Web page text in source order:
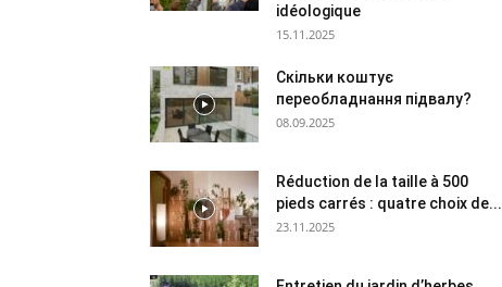
idéologique
15.11.2025
Скільки коштує
переобладнання підвалу?
08.09.2025
Réduction de la taille à 500
pieds carrés : quatre choix de...
23.11.2025